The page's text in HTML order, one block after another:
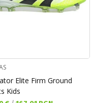
Elite Firm Ground
Kids